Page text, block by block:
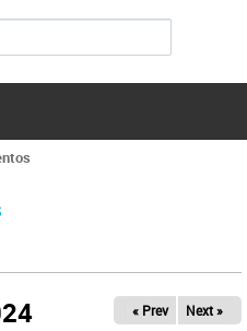
« Prev Next »